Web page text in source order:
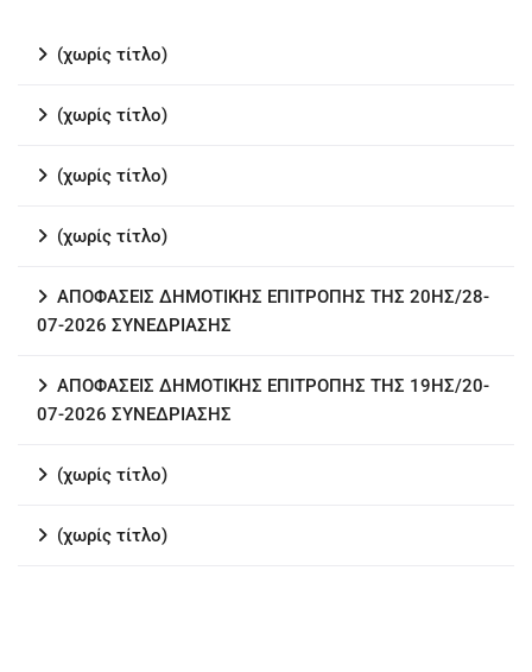
(χωρίς τίτλο)
(χωρίς τίτλο)
(χωρίς τίτλο)
(χωρίς τίτλο)
ΑΠΟΦΑΣΕΙΣ ΔΗΜΟΤΙΚΗΣ ΕΠΙΤΡΟΠΗΣ ΤΗΣ 20ΗΣ/28-
07-2026 ΣΥΝΕΔΡΙΑΣΗΣ
ΑΠΟΦΑΣΕΙΣ ΔΗΜΟΤΙΚΗΣ ΕΠΙΤΡΟΠΗΣ ΤΗΣ 19ΗΣ/20-
07-2026 ΣΥΝΕΔΡΙΑΣΗΣ
(χωρίς τίτλο)
(χωρίς τίτλο)